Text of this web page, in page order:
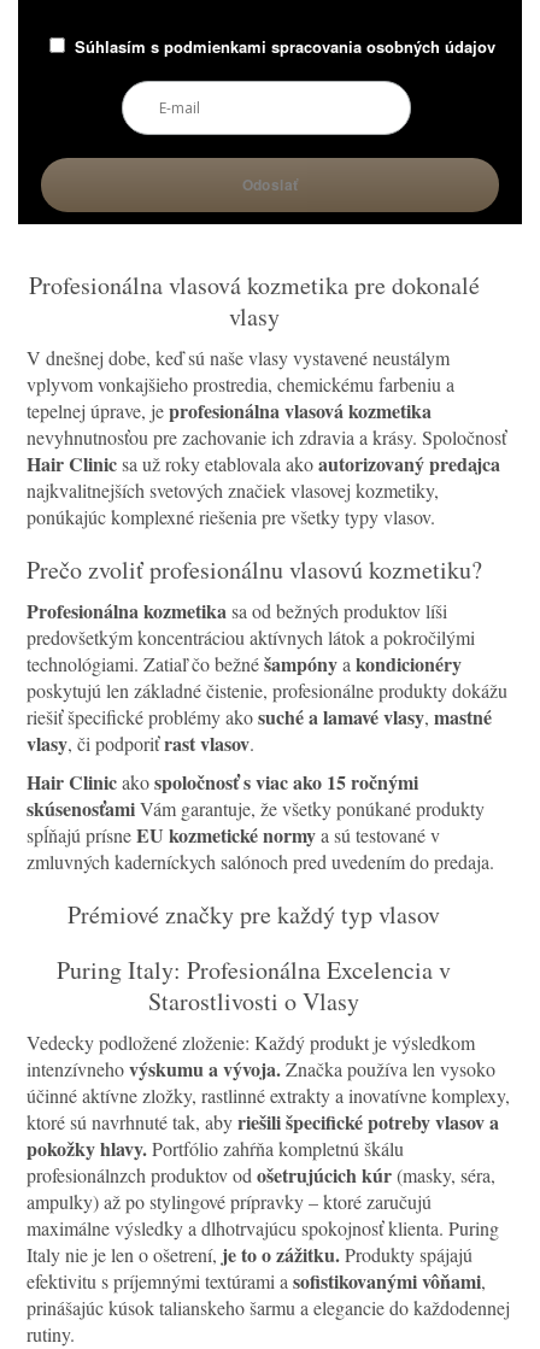
Súhlasím s podmienkami spracovania osobných údajov
Profesionálna vlasová kozmetika pre dokonalé
vlasy
V dnešnej dobe, keď sú naše vlasy vystavené neustálym
vplyvom vonkajšieho prostredia, chemickému farbeniu a
tepelnej úprave, jeprofesionálna vlasová kozmetika
nevyhnutnosťou pre zachovanie ich zdravia a krásy. Spoločnosť
Hair Clinicsa už roky etablovala akoautorizovaný predajca
najkvalitnejších svetových značiek vlasovej kozmetiky,
ponúkajúc komplexné riešenia pre všetky typy vlasov.
Prečo zvoliť profesionálnu vlasovú kozmetiku?
Profesionálna kozmetika sa od bežných produktov líši
predovšetkým koncentráciou aktívnych látok a pokročilými
technológiami. Zatiaľ čo bežnéšampónya kondicionéry
poskytujú len základné čistenie, profesionálne produkty dokážu
riešiť špecifické problémy akosuché a lamavé vlasy, mastné
vlasy, či podporiťrast vlasov.
Hair Clinicakospoločnosť s viac ako 15 ročnými
skúsenosťamiVám garantuje, že všetky ponúkané produkty
spĺňajú prísneEU kozmetické normya sú testované v
zmluvných kaderníckych salónoch pred uvedením do predaja.
Prémiové značky pre každý typ vlasov
Puring Italy: Profesionálna Excelencia v
Starostlivosti o Vlasy
Vedecky podložené zloženie: Každý produkt je výsledkom
intenzívnehovýskumu a vývoja.Značka používa len vysoko
účinné aktívne zložky, rastlinné extrakty a inovatívne komplexy,
ktoré sú navrhnuté tak, abyriešili špecifické potreby vlasov a
pokožky hlavy.Portfólio zahŕňa kompletnú škálu
profesionálnzch produktov od ošetrujúcich kúr(masky, séra,
ampulky) až po stylingové prípravky – ktoré zaručujú
maximálne výsledky a dlhotrvajúcu spokojnosť klienta. Puring
Italy nie je len o ošetrení, je to o zážitku.Produkty spájajú
efektivitu s príjemnými textúrami a sofistikovanými vôňami,
prinášajúc kúsok talianskeho šarmu a elegancie do každodennej
rutiny.